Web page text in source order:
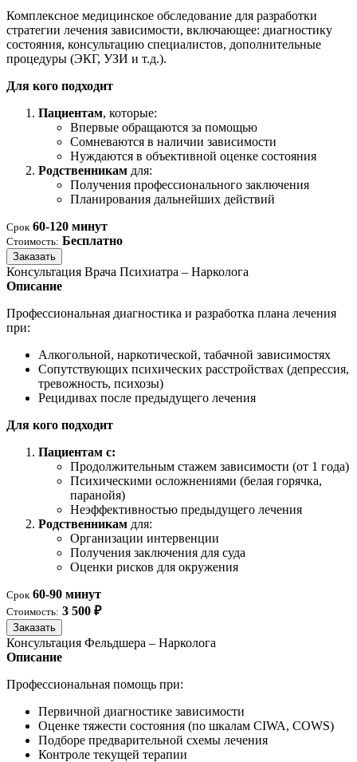
Комплексное медицинское обследование для разработки
стратегии лечения зависимости, включающее: диагностику
состояния, консультацию специалистов, дополнительные
процедуры (ЭКГ, УЗИ и т.д.).
Для кого подходит
Пациентам, которые:
Впервые обращаются за помощью
Сомневаются в наличии зависимости
Нуждаются в объективной оценке состояния
Родственникам для:
Получения профессионального заключения
Планирования дальнейших действий
Срок 60-120 минут
Стоимость: Бесплатно
Заказать
Консультация Врача Психиатра – Нарколога
Описание
Профессиональная диагностика и разработка плана лечения
при:
Алкогольной, наркотической, табачной зависимостях
Сопутствующих психических расстройствах (депрессия,
тревожность, психозы)
Рецидивах после предыдущего лечения
Для кого подходит
Пациентам с:
Продолжительным стажем зависимости (от 1 года)
Психическими осложнениями (белая горячка,
паранойя)
Неэффективностью предыдущего лечения
Родственникам для:
Организации интервенции
Получения заключения для суда
Оценки рисков для окружения
Срок 60-90 минут
Стоимость: 3 500 ₽
Заказать
Консультация Фельдшера – Нарколога
Описание
Профессиональная помощь при:
Первичной диагностике зависимости
Оценке тяжести состояния (по шкалам CIWA, COWS)
Подборе предварительной схемы лечения
Контроле текущей терапии